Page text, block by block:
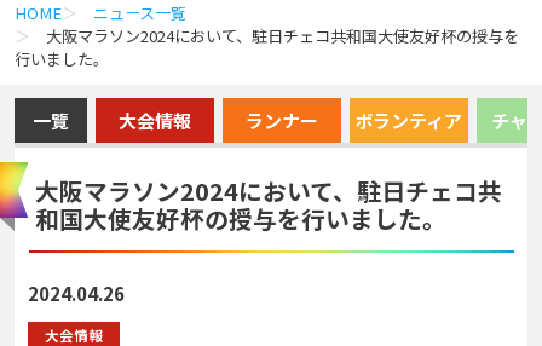
HOME
ニュース一覧
大阪マラソン2024において、駐日チェコ共和国大使友好杯の授与を
行いました。
一覽 大会情報 ランナー ボランティア チャ
大阪マラソン2024において、駐日チェコ共
和国大使友好杯の授与を行いました。
2024.04.26
大会情報